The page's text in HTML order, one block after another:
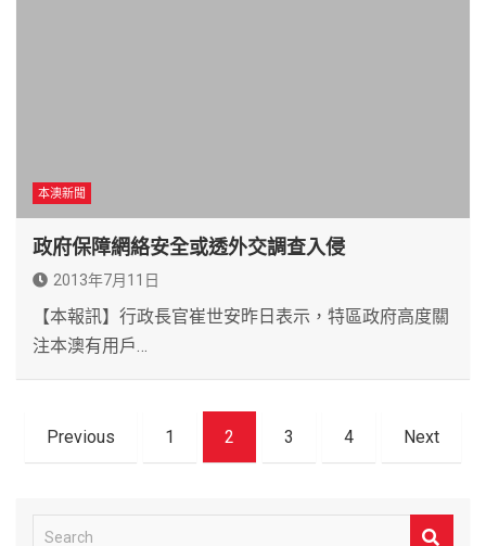
本澳新聞
政府保障網絡安全或透外交調查入侵
2013年7月11日
【本報訊】行政長官崔世安昨日表示，特區政府高度關
注本澳有用戶…
章
Previous 1 2 3 4 Next